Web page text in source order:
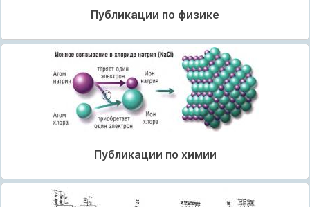
Публикации по физике
Публикации по химии